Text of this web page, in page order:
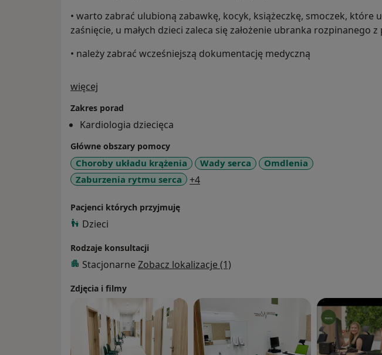
• warto zabrać ulubioną zabawkę, kocyk, książeczkę, smoczek, które
zaśnięcie, u małych dzieci zaleca się założenie ubranka rozpinanego
• należy zabrać wcześniejszą dokumentację medyczną
więcej
Zakres porad
Kardiologia dziecięca
Główne obszary pomocy
Choroby układu krążenia Wady serca
Omdlenia
Zaburzenia rytmu serca
+4a11y_sr_more_diseases
Pacjenci których przyjmuję
Dzieci
Rodzaje konsultacji
Stacjonarne Zobacz lokalizacje (1)
Zdjęcia i filmy